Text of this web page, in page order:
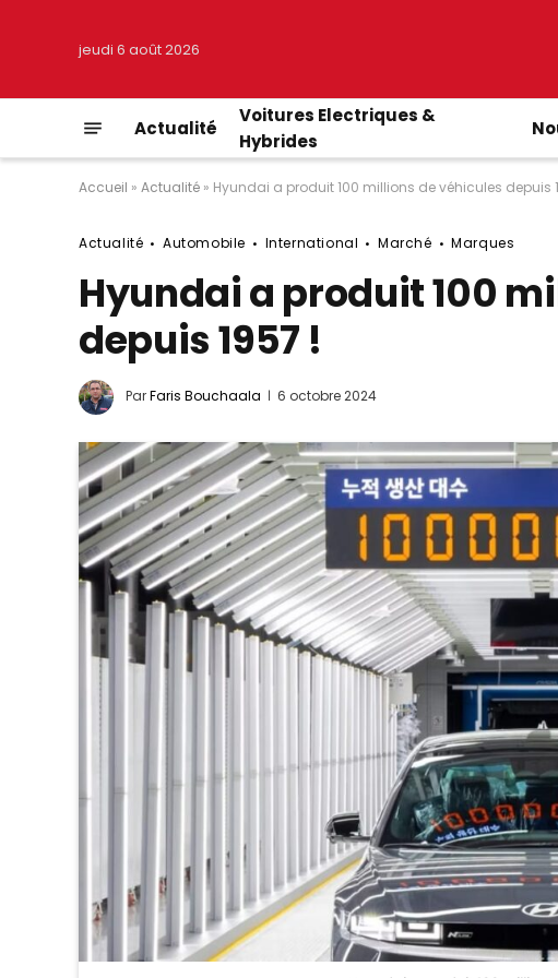
jeudi 6 août 2026
Actualité
Voitures Electriques &
Hybrides
Accueil » Actualité » Hyundai a produit 100 millions de véhicules depuis
Actualité Automobile International Marché Marques
Hyundai a produit 100
depuis 1957 !
ParFaris Bouchaala 6 octobre 2024